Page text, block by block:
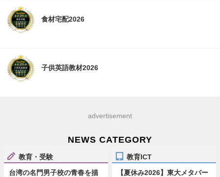
食材宅配2026
子供英語教材2026
advertisement
NEWS CATEGORY
教育・受験
台湾の名門男子校の青春を描
教育ICT
【夏休み2026】東大メタバー